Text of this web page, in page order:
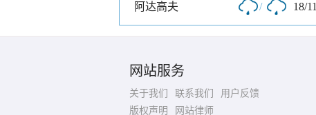
阿达高夫 / 18/
网站服务
关于我们 联系我们
用户反馈
版权声明
网站律师